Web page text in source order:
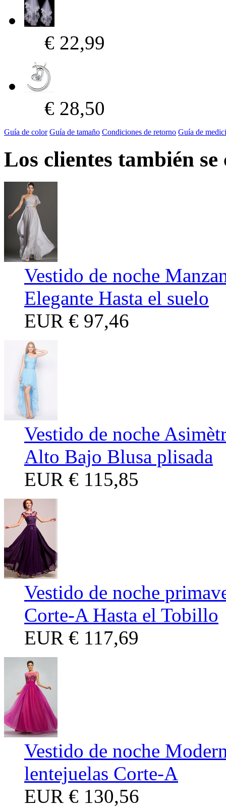
€ 22,99
€ 28,50
Guía de color Guía de tamaño Condiciones de retorno Guía de
Los clientes también se
Vestido de noche
Elegante Hasta el suelo
EUR € 97,46
Vestido de noche
Alto Bajo Blusa plisada
EUR € 115,85
Vestido de noche
Corte-A Hasta el Tobillo
EUR € 117,69
Vestido de noche
lentejuelas Corte-A
EUR € 130,56